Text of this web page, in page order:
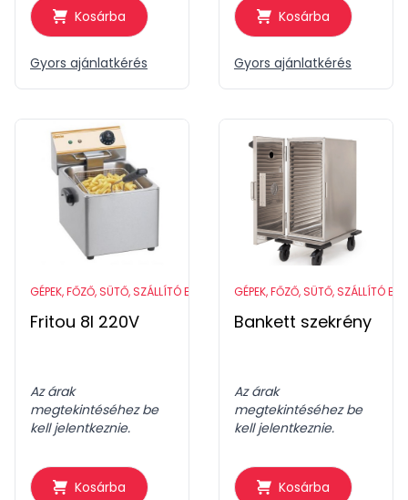
Kosárba
Gyors ajánlatkérés
Kosárba
Gyors ajánlatkérés
GÉPEK, FŐZŐ, SÜTŐ, SZÁLLÍTÓ ESZKÖZÖK
Fritou 8l 220V
Az árak
megtekintéséhez be
kell jelentkeznie.
Kosárba
GÉPEK, FŐZŐ, SÜTŐ, SZÁLLÍTÓ
Bankett szekrény
Az árak
megtekintéséhez be
kell jelentkeznie.
Kosárba